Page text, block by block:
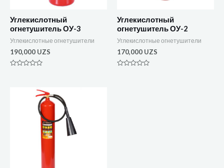
Углекислотный
огнетушитель ОУ-3
Углекислотные огнетушители
190,000 UZS
Углекислотный
огнетушитель ОУ-2
Углекислотные огнетушители
170,000 UZS